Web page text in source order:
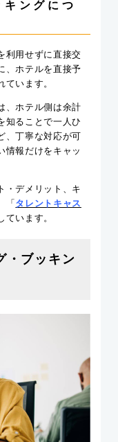
ングにつ
利用せずに直接交
、ホテルを直接予
います。
、ホテル側は余計
知ることで一人ひ
、丁寧な対応が可
情報だけをキャッ
・デメリット、キ
「タレントキャス
ています。
・ブッキン